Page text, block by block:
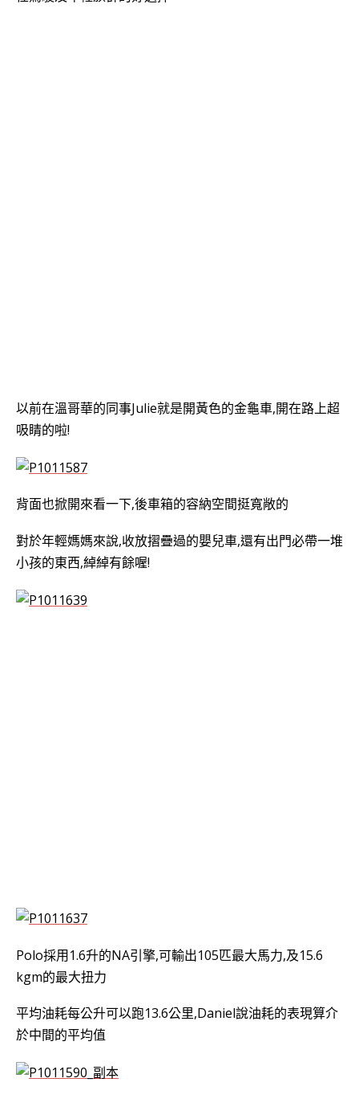
以前在溫哥華的同事Julie就是開黃色的金龜車,開在路上超
吸睛的啦!
背面也掀開來看一下,後車箱的容納空間挺寬敞的
對於年輕媽媽來說,收放摺疊過的嬰兒車,還有出門必帶一堆
小孩的東西,綽綽有餘喔!
Polo採用1.6升的NA引擎,可輸出105匹最大馬力,及15.6
kgm的最大扭力
平均油耗每公升可以跑13.6公里,Daniel說油耗的表現算介
於中間的平均值